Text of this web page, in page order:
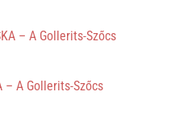
– A Gollerits-Szőcs
– A Gollerits-Szőcs